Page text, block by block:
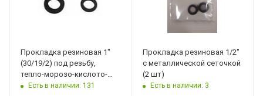
Прокладка резиновая 1"
(30/19/2) под резьбу,
тепло-морозо-кислото-
щелочестойкая
Есть в наличии: 131
Прокладка резиновая 1/2"
с металлической сеточкой
(2 шт)
Есть в наличии: 3